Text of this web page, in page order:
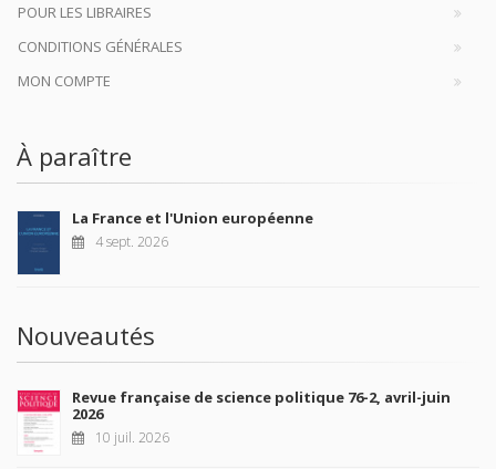
POUR LES LIBRAIRES
CONDITIONS GÉNÉRALES
MON COMPTE
À paraître
La France et l'Union européenne
4 sept. 2026
Nouveautés
Revue française de science politique 76-2, avril-juin
2026
10 juil. 2026